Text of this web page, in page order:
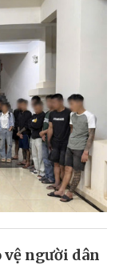
vệ người dân